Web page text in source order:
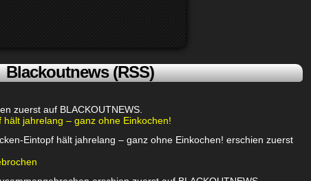
Blackoutnews (RSS)
zuerst auf BLACKOUTNEWS.
jahrelang – ganz ohne Einkochen!
Eintopf hält jahrelang – ganz ohne Einkochen! erschien zuerst